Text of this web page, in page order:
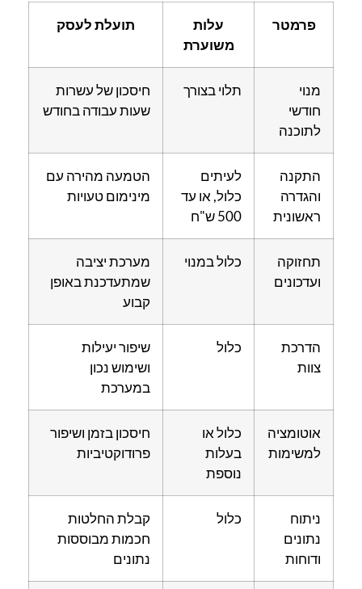
פרמטר
עלות
משוערת
תועלת לעסק
מנוי
חודשי
לתוכנה
תלוי בצורך
חיסכון של עשרות
שעות עבודה בחודש
התקנה
והגדרה
ראשונית
לעיתים
כלול, או עד
500 ש"ח
הטמעה מהירה עם
מינימום טעויות
תחזוקה
ועדכונים
כלול במנוי
מערכת יציבה
שמתעדכנת באופן
קבוע
הדרכת
צוות
כלול
שיפור יעילות
ושימוש נכון
במערכת
אוטומציה
למשימות
כלול או
בעלות
נוספת
חיסכון בזמן ושיפור
פרודוקטיביות
ניתוח
נתונים
ודוחות
כלול
קבלת החלטות
חכמות מבוססות
נתונים